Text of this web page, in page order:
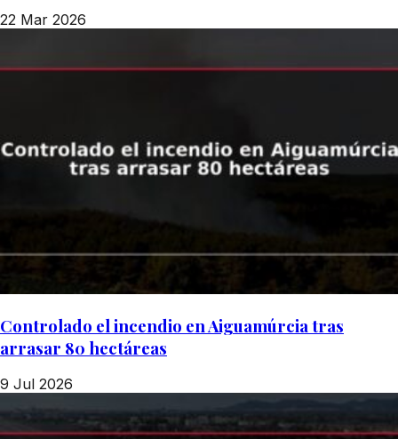
22 Mar 2026
Controlado el incendio en Aiguamúrcia tras
arrasar 80 hectáreas
9 Jul 2026